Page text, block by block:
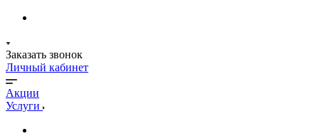
Заказать звонок
Личный кабинет
Акции
Услуги